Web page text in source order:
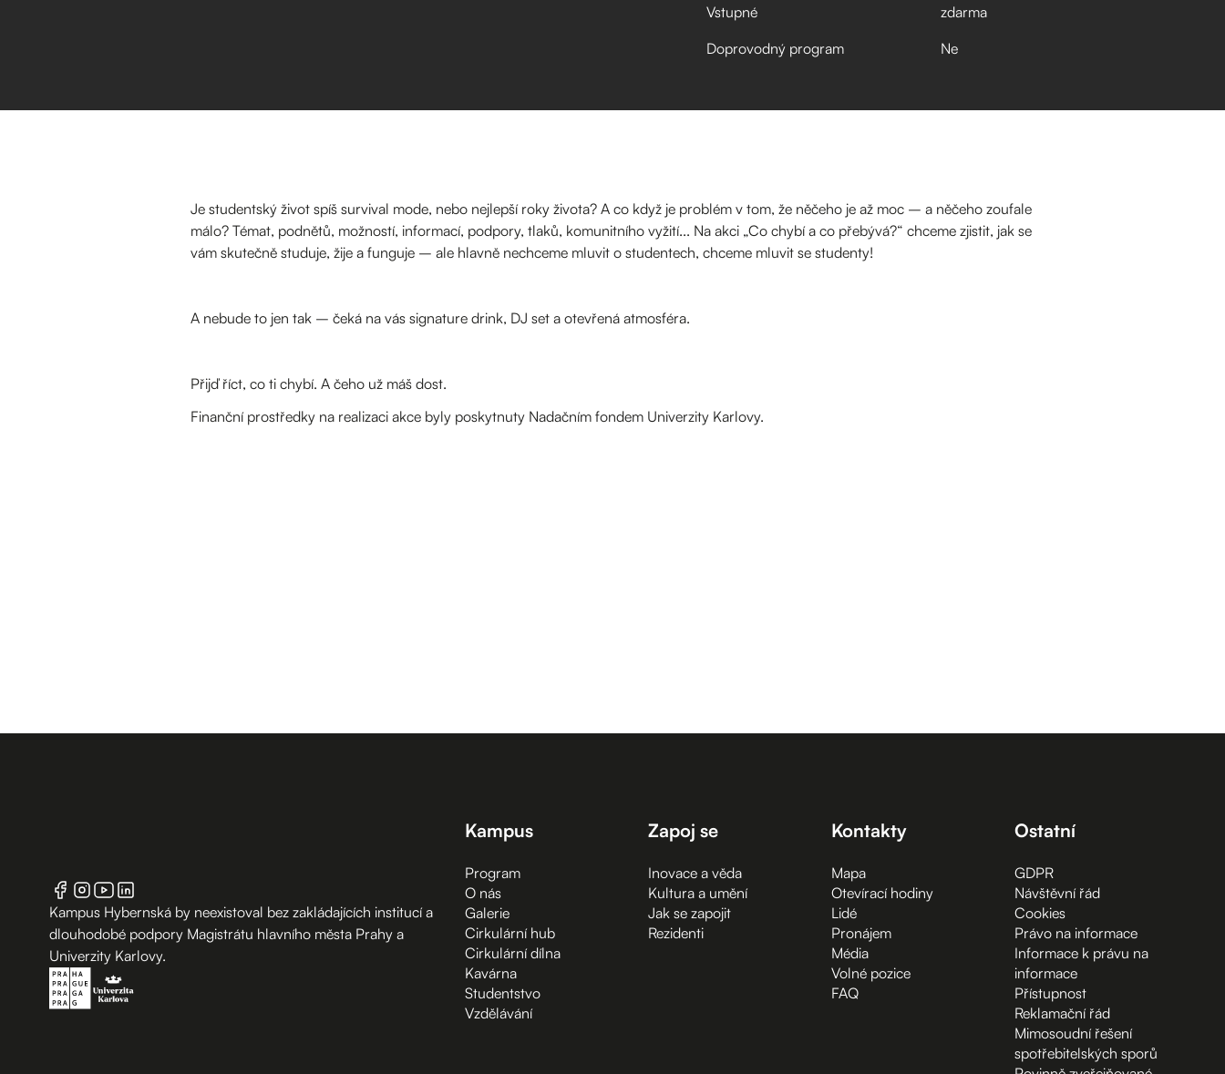
Vstupné
zdarma
Doprovodný program
Ne
Je studentský život spíš survival mode, nebo nejlepší roky života? A co když je problém v tom, že něčeho je až moc – a něčeho zoufale
málo? Témat, podnětů, možností, informací, podpory, tlaků, komunitního vyžití... Na akci „Co chybí a co přebývá?“ chceme zjistit, jak se
vám skutečně studuje, žije a funguje – ale hlavně nechceme mluvit o studentech, chceme mluvit se studenty!
A nebude to jen tak – čeká na vás signature drink, DJ set a otevřená atmosféra.
Přijď říct, co ti chybí. A čeho už máš dost.
Finanční prostředky na realizaci akce byly poskytnuty Nadačním fondem Univerzity Karlovy.
Kampus Hybernská by neexistoval bez zakládajících institucí a
dlouhodobé podpory Magistrátu hlavního města Prahy a
Univerzity Karlovy.
Kampus
Program
O nás
Galerie
Cirkulární hub
Cirkulární dílna
Kavárna
Studentstvo
Vzdělávání
Zapoj se
Inovace a věda
Kultura a umění
Jak se zapojit
Rezidenti
Kontakty
Mapa
Otevírací hodiny
Lidé
Pronájem
Média
Volné pozice
FAQ
Ostatní
GDPR
Návštěvní řád
Cookies
Právo na informace
Informace k právu na
informace
Přístupnost
Reklamační řád
Mimosoudní řešení
spotřebitelských sporů